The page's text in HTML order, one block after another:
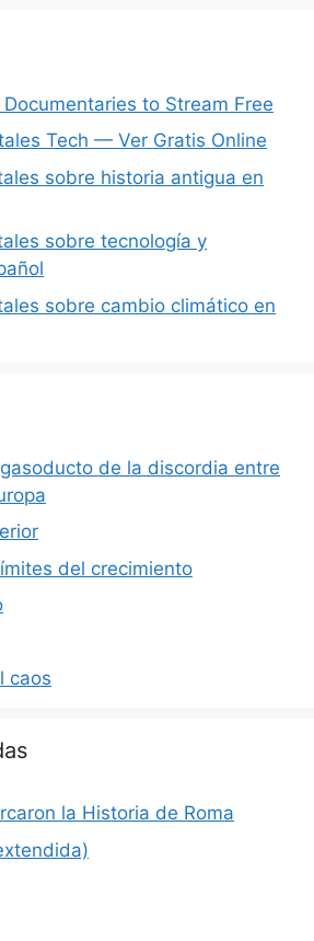
to Stream Free
Tech — Ver Gratis Online
sobre historia antigua en
sobre tecnología y
sobre cambio climático en
de la discordia entre
del crecimiento
caos
la Historia de Roma